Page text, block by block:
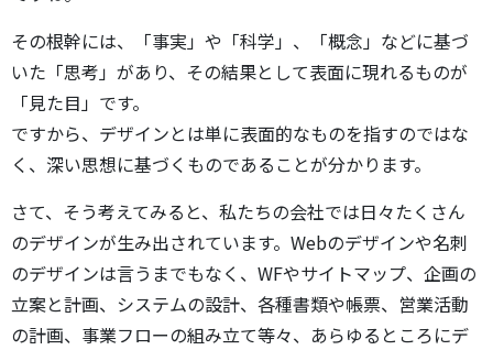
その根幹には、「事実」や「科学」、「概念」などに基づ
いた「思考」があり、その結果として表面に現れるものが
「見た目」です。
ですから、デザインとは単に表面的なものを指すのではな
く、深い思想に基づくものであることが分かります。
さて、そう考えてみると、私たちの会社では日々たくさん
のデザインが生み出されています。Webのデザインや名刺
のデザインは言うまでもなく、WFやサイトマップ、企画の
立案と計画、システムの設計、各種書類や帳票、営業活動
の計画、事業フローの組み立て等々、あらゆるところにデ